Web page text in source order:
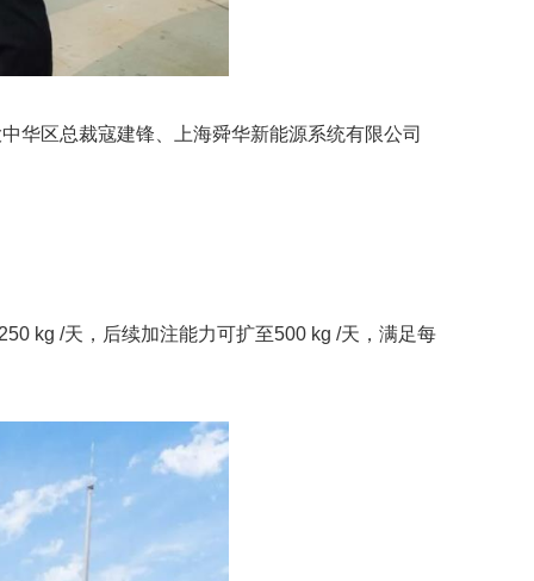
华区总裁寇建锋、上海舜华新能源系统有限公司
kg /天，后续加注能力可扩至500 kg /天，满足每